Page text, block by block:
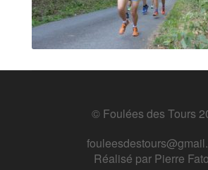
© Foulées des Tours
Réalisé par Pierre